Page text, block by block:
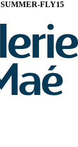
SUMMER-FLY15